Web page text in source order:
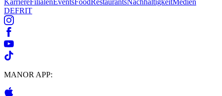
DEFRIT
MANOR APP: